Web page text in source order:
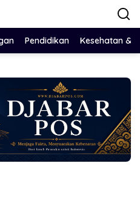
Pendidikan Kesehatan &